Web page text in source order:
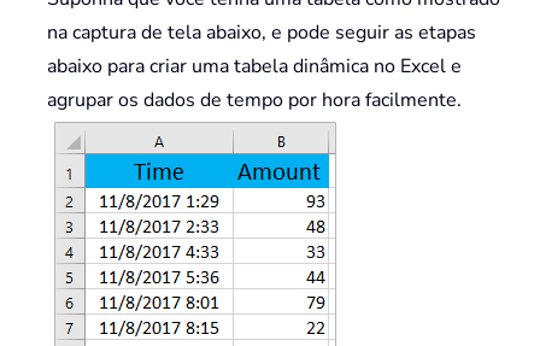
na captura de tela abaixo, e pode seguir as etapas
abaixo para criar uma tabela dinâmica no Excel e
agrupar os dados de tempo por hora facilmente.